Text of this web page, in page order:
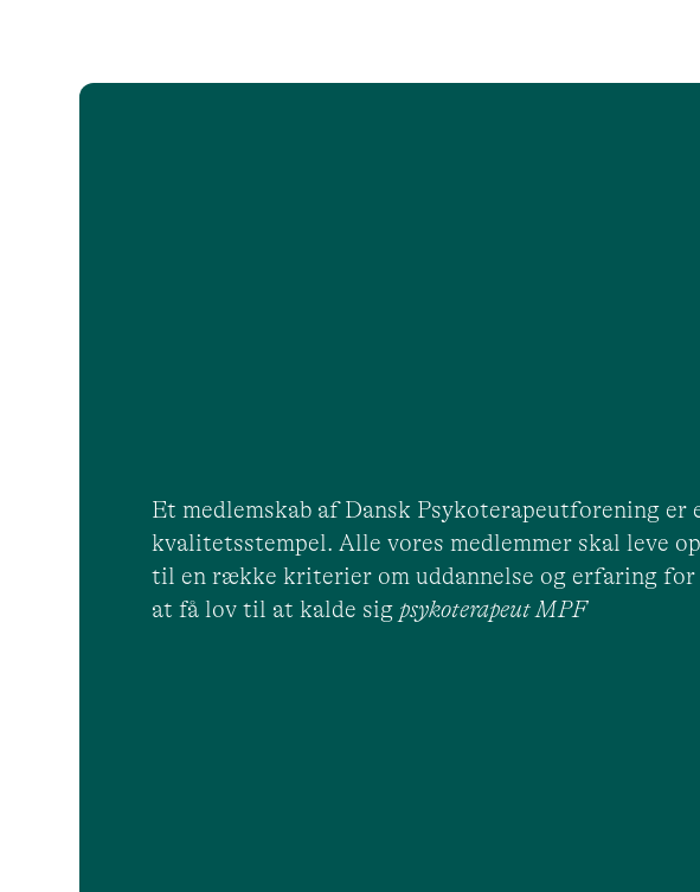
Et medlemskab af Dansk Psykoterapeutforening er
kvalitetsstempel. Alle vores medlemmer skal leve op
til en række kriterier om uddannelse og erfaring for
at få lov til at kalde sig psykoterapeut MPF